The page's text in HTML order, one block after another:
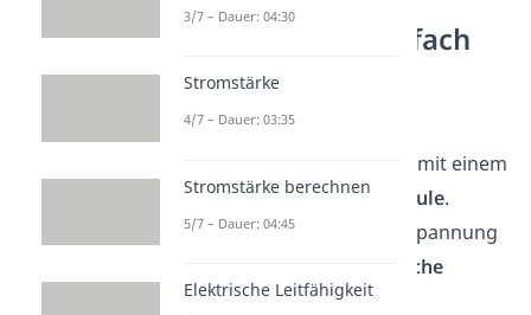
Schwingkreis einfach
erklärt
Der Schwingkreis
geschlossener Schaltkreis mit einem
Kondensatorund einer Spule.
Durch das Anlegen einer Spannung
periodische
elektromagnetische
3/7 – Dauer: 04:30
Stromstärke
4/7 – Dauer: 03:35
Stromstärke berechnen
5/7 – Dauer: 04:45
Elektrische Leitfähigkeit